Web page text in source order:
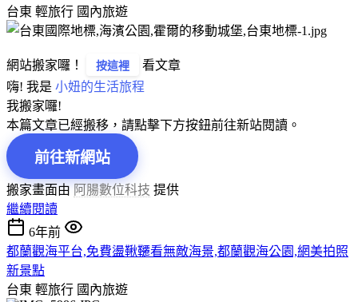
台東 輕旅行 國內旅遊
網站搬家囉！ 按這裡
看文章
嗨! 我是 小妞的生活旅程
我搬家囉!
本篇文章已經搬移，請點擊下方按鈕前往新站閱讀。
前往新網站
搬家畫面由 阿腸數位科技 提供
繼續閱讀
6年前
都蘭觀海平台,免費盪鞦韆看無敵海景,都蘭觀海公園,網美拍照
新景點
台東 輕旅行 國內旅遊